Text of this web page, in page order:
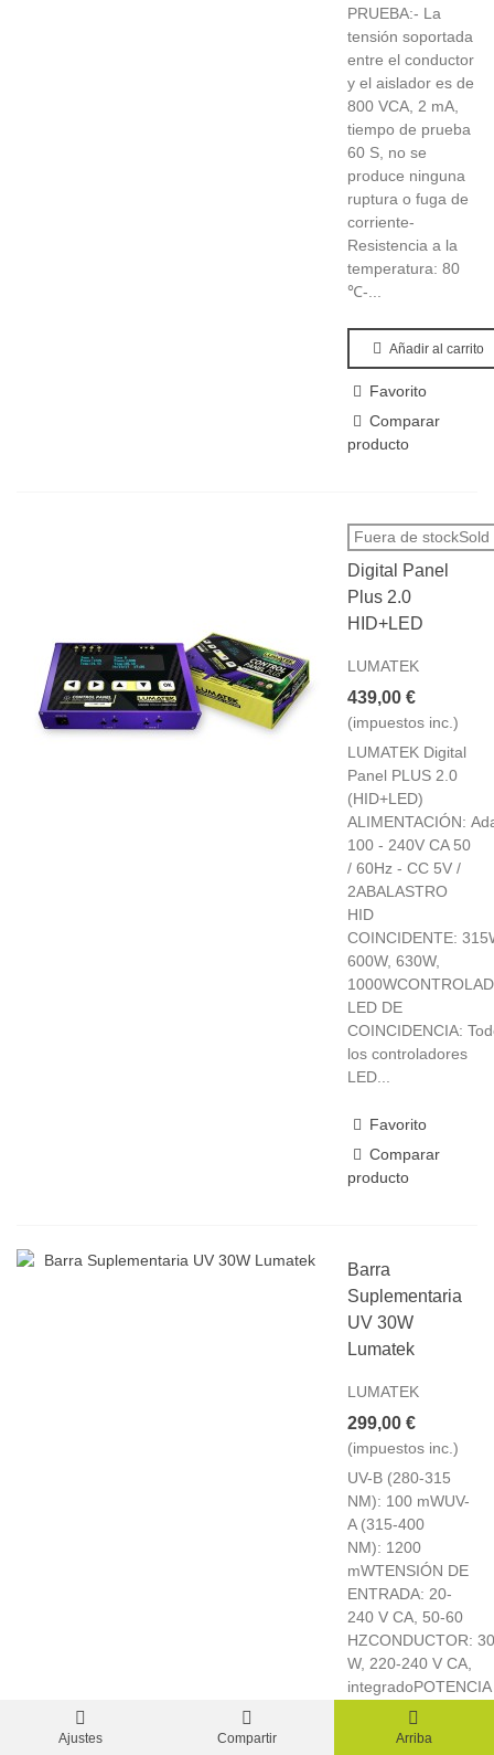
PRUEBA:- La
tensión soportada
entre el conductor
y el aislador es de
800 VCA, 2 mA,
tiempo de prueba
60 S, no se
produce ninguna
ruptura o fuga de
corriente-
Resistencia a la
temperatura: 80
℃-...
Añadir al carrito
Favorito
Comparar
producto
Fuera de stockSold
Digital Panel
Plus 2.0
HID+LED
LUMATEK
439,00 €
(impuestos inc.)
LUMATEK Digital
Panel PLUS 2.0
(HID+LED)
ALIMENTACIÓN:
100 - 240V CA 50
/ 60Hz - CC 5V /
2ABALASTRO
HID
COINCIDENTE:
600W, 630W,
LED DE
COINCIDENCIA:
los controladores
LED...
Favorito
Comparar
producto
Barra
Suplementaria
UV 30W
Lumatek
LUMATEK
299,00 €
(impuestos inc.)
UV-B (280-315
NM): 100 mWUV-
A (315-400
NM): 1200
mWTENSIÓN DE
ENTRADA: 20-
240 V CA, 50-60
HZCONDUCTOR: 30
W, 220-240 V CA,
integradoPOTENCIA
ENTRADA: 30W
Ajustes Compartir Arriba